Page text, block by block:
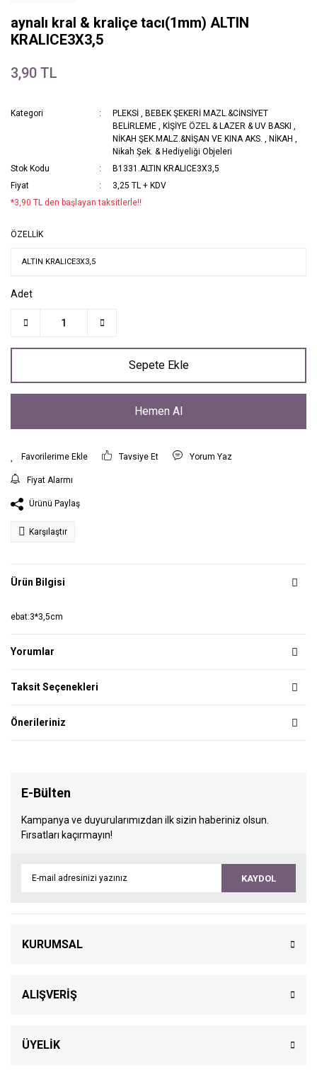
aynalı kral & kraliçe tacı(1mm) ALTIN
KRALICE3X3,5
3,90 TL
Kategori PLEKSİ , BEBEK ŞEKERİ MAZL.&CİNSİYET
BELİRLEME , KİŞİYE ÖZEL & LAZER & UV BASKI ,
NİKAH ŞEK.MALZ.&NİŞAN VE KINA AKS. , NİKAH ,
Nikah Şek. & Hediyeliği Objeleri
Stok Kodu
B1331.ALTIN KRALICE3X3,5
Fiyat
3,25 TL + KDV
*3,90 TL den başlayan taksitlerle!!
ÖZELLİK
Adet
Sepete Ekle
Hemen Al
Tavsiye Et Yorum Yaz
Fiyat Alarmı
Ürünü Paylaş
Karşılaştır
Ürün Bilgisi
ebat:3*3,5cm
Yorumlar
Taksit Seçenekleri
Önerileriniz
E-Bülten
Kampanya ve duyurularımızdan ilk sizin haberiniz olsun.
Fırsatları kaçırmayın!
KAYDOL
KURUMSAL
ALIŞVERİŞ
ÜYELİK